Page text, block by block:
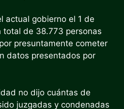
actual gobierno el 1 de
de 38.773 personas
presuntamente cometer
datos presentados por
no dijo cuántas de
juzgadas y condenadas